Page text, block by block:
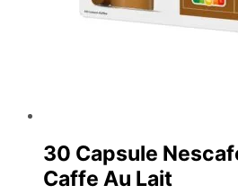
30 Capsule
Caffe Au Lait